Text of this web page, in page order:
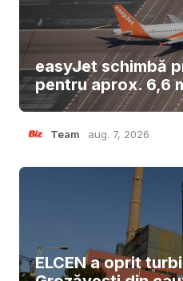
easyJet schimbă
pentru aprox. 6,6
Team aug. 7, 2026
ELCEN a oprit